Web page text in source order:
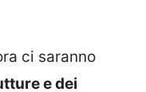
ci saranno
e dei